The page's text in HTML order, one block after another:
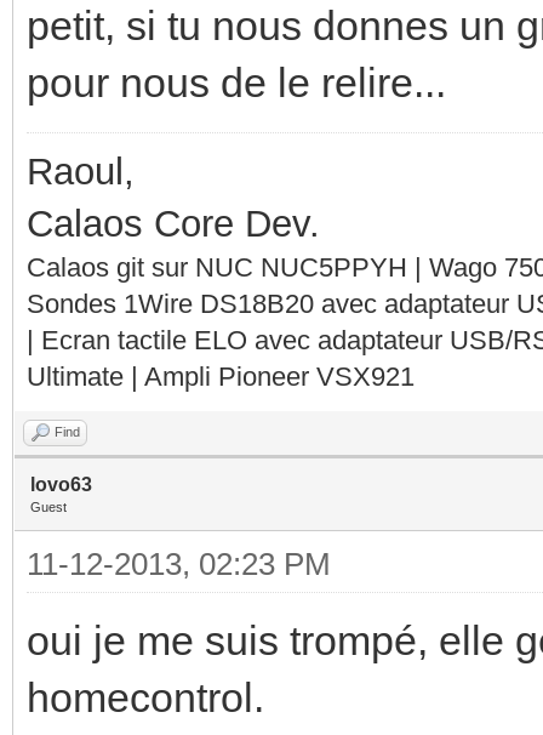
petit, si tu nous donnes un
pour nous de le relire...
Raoul,
Calaos Core Dev.
Calaos git sur NUC NUC5PPYH | Wago
Sondes 1Wire DS18B20 avec adaptateur
| Ecran tactile ELO avec adaptateur USB/
Ultimate | Ampli Pioneer VSX921
Find
lovo63
Guest
11-12-2013, 02:23 PM
oui je me suis trompé, elle
homecontrol.